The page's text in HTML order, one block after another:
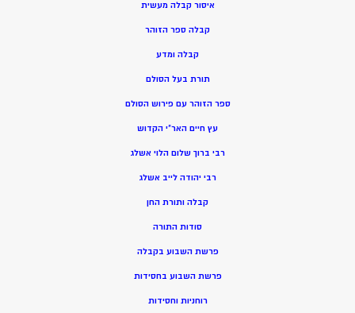
איסור קבלה מעשית
קבלה ספר הזוהר
קבלה ומדע
תורת בעל הסולם
ספר הזוהר עם פירוש הסולם
עץ חיים האר”י הקדוש
רבי ברוך שלום הלוי אשלג
רבי יהודה לייב אשלג
קבלה ותורת החן
סודות התורה
פרשת השבוע בקבלה
פרשת השבוע בחסידות
רוחניות וחסידות